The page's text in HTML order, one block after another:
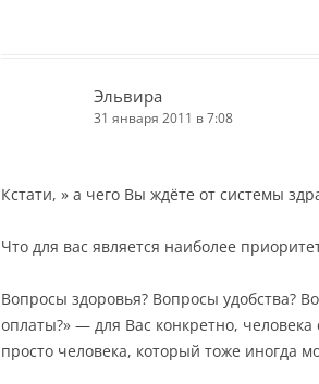
Эльвира
31 января 2011 в 7:08
Кстати, » а чего Вы ждёте от системы
Что для вас является наиболее
Вопросы здоровья? Вопросы удобства?
оплаты?» — для Вас конкретно,
просто человека, который тоже иногда